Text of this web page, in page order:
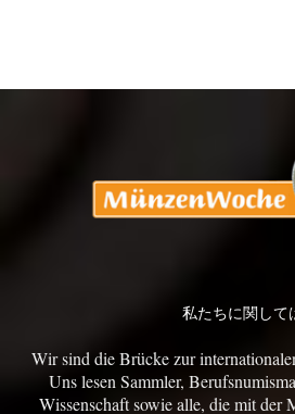
私たちに関して
Wir sind die Brücke zur
Uns lesen Sammler,
Wissenschaft sowie alle, die mit der